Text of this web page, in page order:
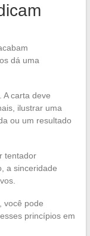
dá uma
. A carta deve
ilustrar uma
ou um resultado
tentador
a sinceridade
você pode
princípios em